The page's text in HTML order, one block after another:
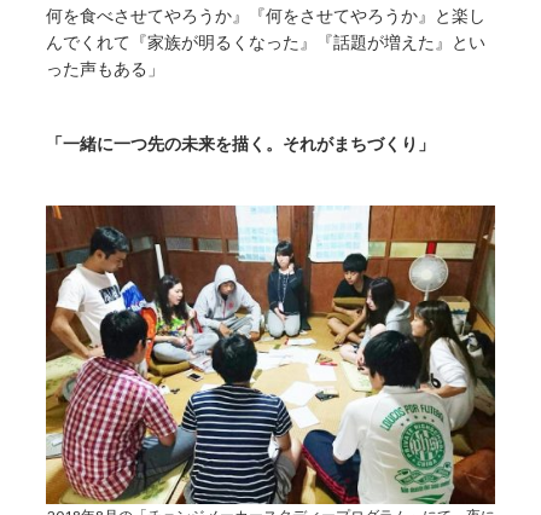
何を食べさせてやろうか』『何をさせてやろうか』と楽し
んでくれて『家族が明るくなった』『話題が増えた』とい
った声もある」
「一緒に一つ先の未来を描く。それがまちづくり」